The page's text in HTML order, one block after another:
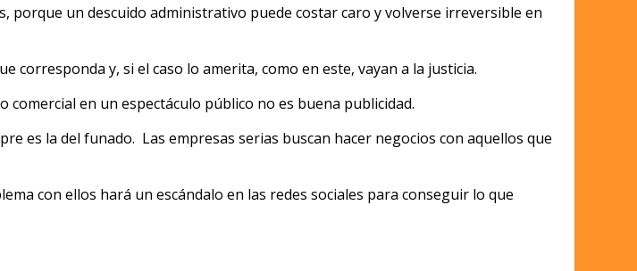
porque un descuido administrativo puede costar caro y volverse irreversible en
corresponda y, si el caso lo amerita, como en este, vayan a la justicia.
en un espectáculo público no es buena publicidad.
es la del funado. Las empresas serias buscan hacer negocios con aquellos que
con ellos hará un escándalo en las redes sociales para conseguir lo que